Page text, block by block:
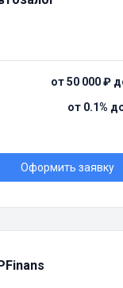
от 50 000 ₽
от 0.1%
Оформить заявку